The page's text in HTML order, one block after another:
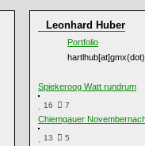
Leonhard Huber
Portfolio
Spiekeroog Watt rundrum
16 7
Chiemgauer
13 5